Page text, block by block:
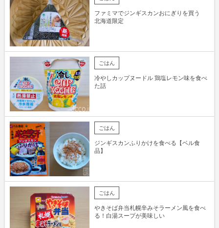
ファミマでジンギスカンおにぎりを買う
北海道限定
ごはん
冷やしカップヌードル 鶏塩レモン味を食べ
た話
ごはん
ジンギスカンふりかけを食べる【ベル食
品】
ごはん
やきそば弁当札幌辛みそラーメン風を食べ
る！白湯スープが美味しい